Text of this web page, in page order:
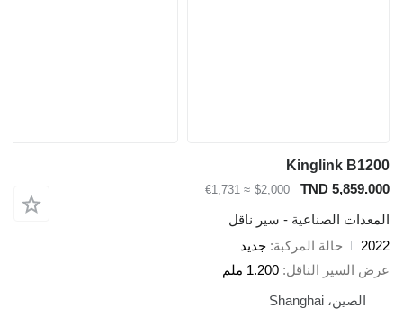
Kinglink B1200
TND 5,859.000
$2,000
≈ €1,731
المعدات الصناعية - سير ناقل
2022
حالة المركبة جديد
عرض السير الناقل 1.200 ملم
الصين، Shanghai